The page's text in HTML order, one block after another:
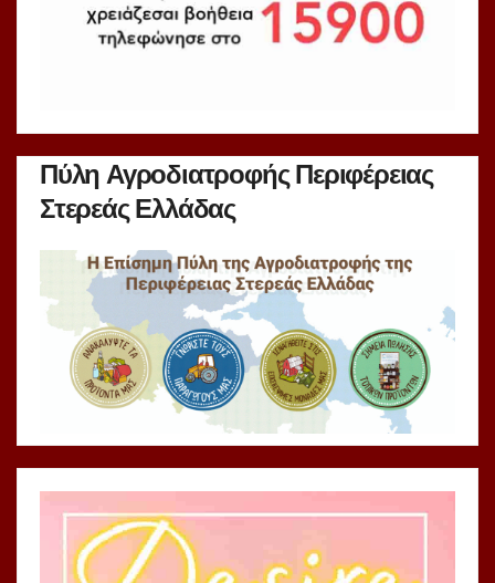
Πύλη Αγροδιατροφής Περιφέρειας
Στερεάς Ελλάδας